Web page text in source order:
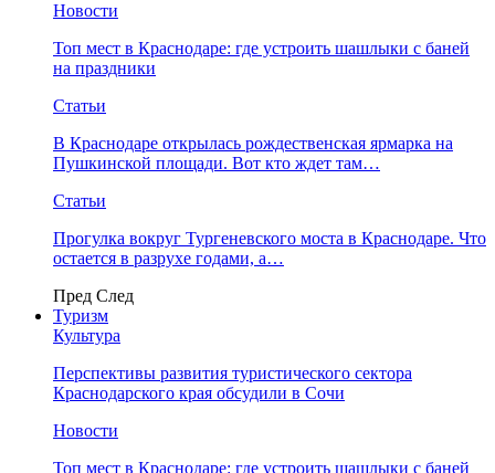
Новости
Топ мест в Краснодаре: где устроить шашлыки с баней
на праздники
Статьи
В Краснодаре открылась рождественская ярмарка на
Пушкинской площади. Вот кто ждет там…
Статьи
Прогулка вокруг Тургеневского моста в Краснодаре. Что
остается в разрухе годами, а…
Пред След
Туризм
Культура
Перспективы развития туристического сектора
Краснодарского края обсудили в Сочи
Новости
Топ мест в Краснодаре: где устроить шашлыки с баней